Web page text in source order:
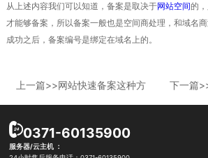
从上述内容我们可以知道，备案是取决于网站空间的
才能够备案，所以备案一般也是空间商处理，和域名
成功之后，备案编号是绑定在域名上的。
上一篇>>网站快速备案这种方
下一篇
0371-60135900
服务器/云主机 ：